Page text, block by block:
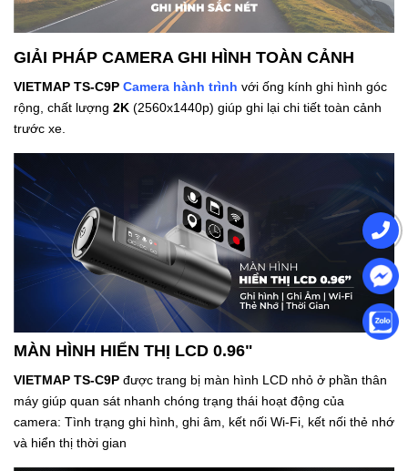
GIẢI PHÁP CAMERA GHI HÌNH TOÀN CẢNH
VIETMAP TS-C9P Camera hành trình với ống kính ghi hình góc
rộng, chất lượng 2K (2560x1440p) giúp ghi lại chi tiết toàn cảnh
trước xe.
MÀN HÌNH HIỂN THỊ LCD 0.96"
VIETMAP TS-C9P được trang bị màn hình LCD nhỏ ở phần thân
máy giúp quan sát nhanh chóng trạng thái hoạt động của
camera: Tình trạng ghi hình, ghi âm, kết nối Wi-Fi, kết nối thẻ nhớ
và hiển thị thời gian